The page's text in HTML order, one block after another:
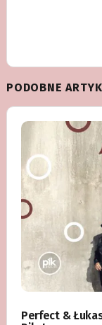
PODOBNE
Perfect &